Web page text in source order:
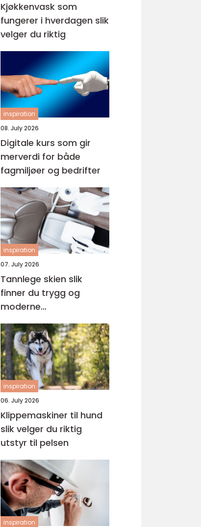
Kjøkkenvask som
fungerer i hverdagen slik
velger du riktig
inspiration
08. July 2026
Digitale kurs som gir
merverdi for både
fagmiljøer og bedrifter
inspiration
07. July 2026
Tannlege skien slik
finner du trygg og
moderne
tannbehandling i
grenland
inspiration
06. July 2026
Klippemaskiner til hund
slik velger du riktig
utstyr til pelsen
inspiration